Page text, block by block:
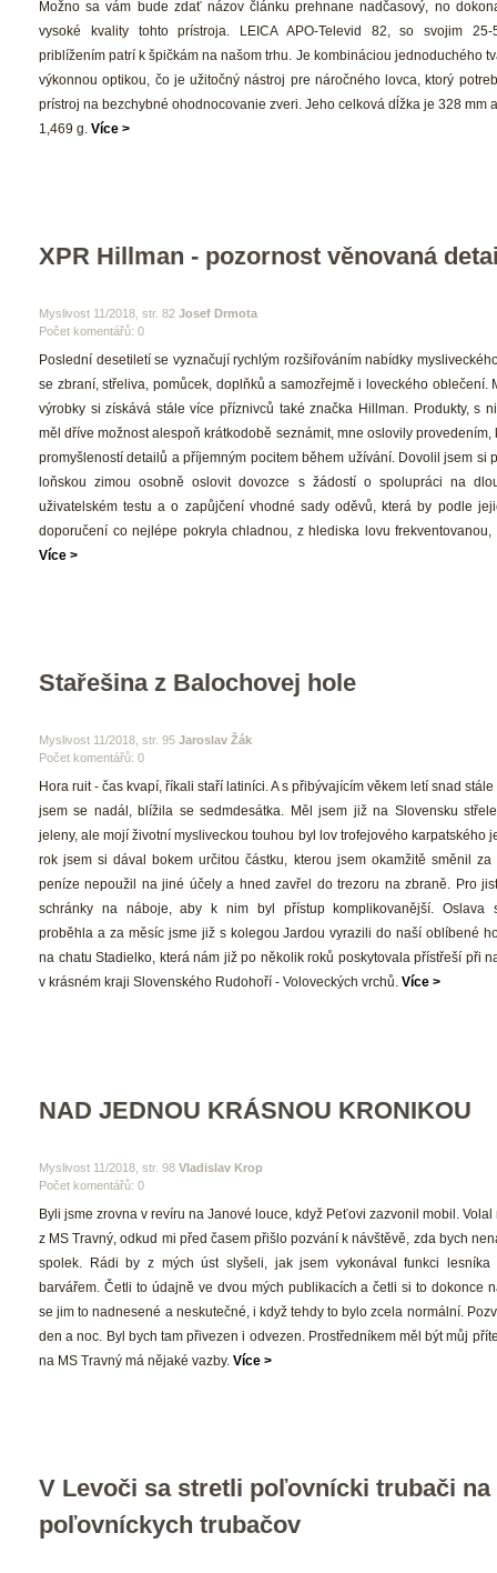
Možno sa vám bude zdať názov článku prehnane nadčasový, no
vysoké kvality tohto prístroja. LEICA APO-Televid 82, so svojim 25-
priblížením patrí k špičkám na našom trhu. Je kombináciou jednoduchého
výkonnou optikou, čo je užitočný nástroj pre náročného lovca, ktorý
prístroj na bezchybné ohodnocovanie zveri. Jeho celková dĺžka je 328 mm
1,469 g. Více >
XPR Hillman - pozornost věnovaná
Myslivost 11/2018, str. 82 Josef Drmota
Počet komentářů: 0
Poslední desetiletí se vyznačují rychlým rozšiřováním nabídky
e zbraní, střeliva, pomůcek, doplňků a samozřejmě i loveckého oblečení.
výrobky si získává stále více příznivců také značka Hillman. Produkty, s
měl dříve možnost alespoň krátkodobě seznámit, mne oslovily provedením,
promyšleností detailů a příjemným pocitem během užívání. Dovolil jsem si
loňskou zimou osobně oslovit dovozce s žádostí o spolupráci na
uživatelském testu a o zapůjčení vhodné sady oděvů, která by podle
doporučení co nejlépe pokryla chladnou, z hlediska lovu frekventovanou,
Více >
Stařešina z Balochovej hole
Myslivost 11/2018, str. 95 Jaroslav Žák
Počet komentářů: 0
Hora ruit - čas kvapí, říkali staří latiníci. A s přibývajícím věkem letí snad
jsem se nadál, blížila se sedmdesátka. Měl jsem již na Slovensku
jeleny, ale mojí životní mysliveckou touhou byl lov trofejového karpatského
rok jsem si dával bokem určitou částku, kterou jsem okamžitě směnil za
peníze nepoužil na jiné účely a hned zavřel do trezoru na zbraně. Pro
chránky na náboje, aby k nim byl přístup komplikovanější. Oslava
proběhla a za měsíc jsme již s kolegou Jardou vyrazili do naší oblíbené
na chatu Stadielko, která nám již po několik roků poskytovala přístřeší při
v krásném kraji Slovenského Rudohoří - Voloveckých vrchů. Více >
NAD JEDNOU KRÁSNOU KRONIKOU
Myslivost 11/2018, str. 98 Vladislav Krop
Počet komentářů: 0
Byli jsme zrovna v revíru na Janové louce, když Peťovi zazvonil mobil. Volal
z MS Travný, odkud mi před časem přišlo pozvání k návštěvě, zda bych
polek. Rádi by z mých úst slyšeli, jak jsem vykonával funkci lesníka
barvářem. Četli to údajně ve dvou mých publikacích a četli si to dokonce
e jim to nadnesené a neskutečné, i když tehdy to bylo zcela normální.
den a noc. Byl bych tam přivezen i odvezen. Prostředníkem měl být můj
na MS Travný má nějaké vazby. Více >
V Levoči sa stretli poľovnícki trubači na
poľovníckych trubačov